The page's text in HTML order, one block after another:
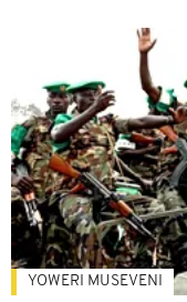
YOWERI MUSEVENI